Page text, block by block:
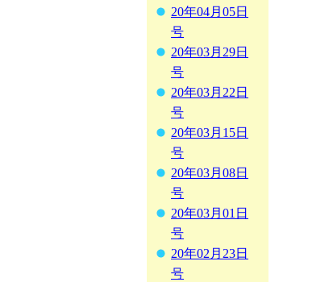
20年04月05日
号
20年03月29日
号
20年03月22日
号
20年03月15日
号
20年03月08日
号
20年03月01日
号
20年02月23日
号